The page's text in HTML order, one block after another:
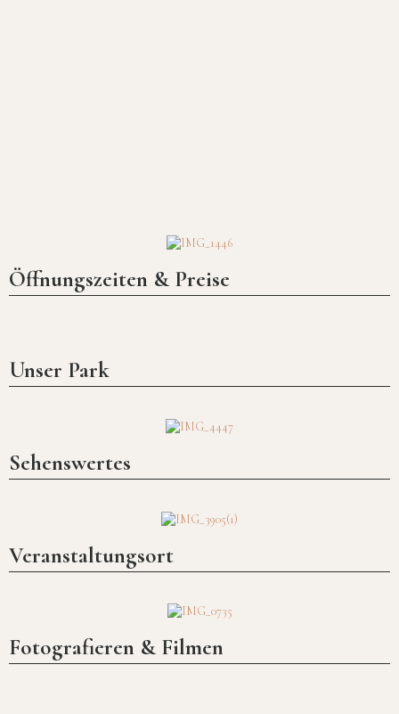
Familiengeschichte
Öffnungszeiten & Preise
Unser Park
Sehenswertes
Veranstaltungsort
Fotografieren & Filmen